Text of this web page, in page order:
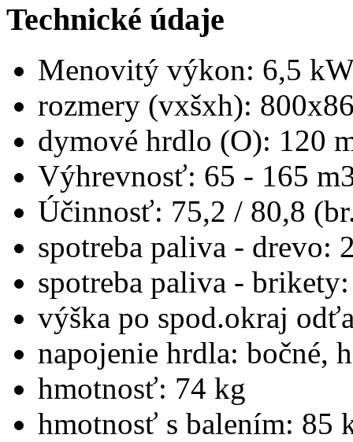
Technické údaje
Menovitý výkon: 6,5
rozmery (vxšxh):
dymové hrdlo (O): 120
Výhrevnosť: 65 - 165
Účinnosť: 75,2 / 80,8
spotreba paliva - drevo:
spotreba paliva -
výška po spod.okraj
napojenie hrdla: bočné,
hmotnosť: 74 kg
hmotnosť s balením: 85